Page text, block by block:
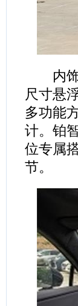
内饰
尺寸悬
多功能
计。铂
位专属
节。